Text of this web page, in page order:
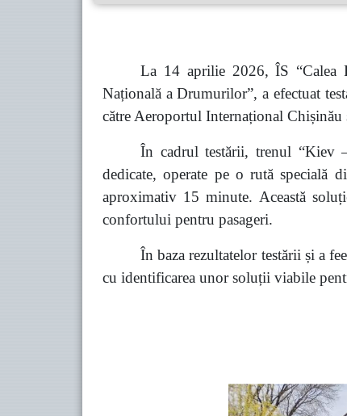
La 14 aprilie 2026, ÎS “Calea
Națională a Drumurilor”, a efectuat
către Aeroportul Internațional
În cadrul testării, trenul “Kiev
dedicate, operate pe o rută specială
aproximativ 15 minute. Această
confortului pentru pasageri.
În baza rezultatelor testării și a
cu identificarea unor soluții viabile